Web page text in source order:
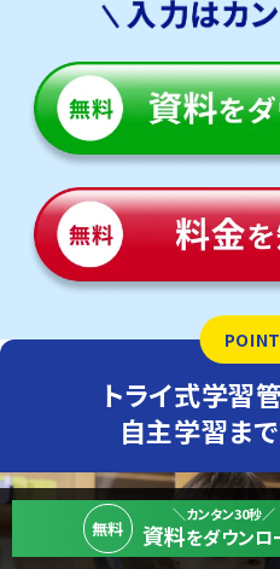
POINT
トライ式学習
自主学習ま
無料
＼カンタン30秒／
資料をダウンロ